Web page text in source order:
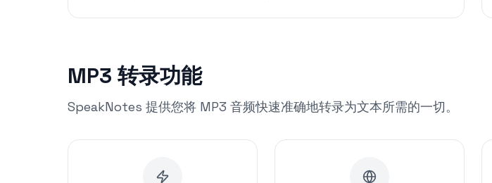
MP3 转录功能
SpeakNotes 提供您将 MP3 音频快速准确地转录为文本所需的一切。